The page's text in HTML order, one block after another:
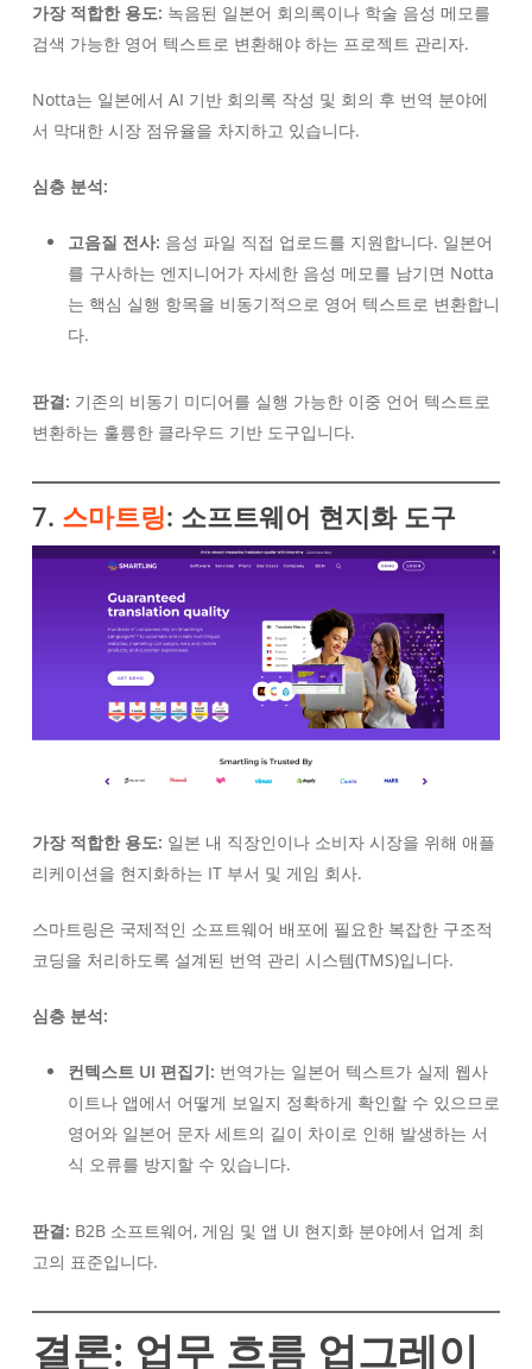
가장 적합한 용도: 녹음된 일본어 회의록이나 학술 음성 메모를
검색 가능한 영어 텍스트로 변환해야 하는 프로젝트 관리자.
Notta는 일본에서 AI 기반 회의록 작성 및 회의 후 번역 분야에
서 막대한 시장 점유율을 차지하고 있습니다.
심층 분석:
고음질 전사: 음성 파일 직접 업로드를 지원합니다. 일본어
를 구사하는 엔지니어가 자세한 음성 메모를 남기면 Notta
는 핵심 실행 항목을 비동기적으로 영어 텍스트로 변환합니
다.
판결: 기존의 비동기 미디어를 실행 가능한 이중 언어 텍스트로
변환하는 훌륭한 클라우드 기반 도구입니다.
7. 스마트링: 소프트웨어 현지화 도구
가장 적합한 용도: 일본 내 직장인이나 소비자 시장을 위해 애플
리케이션을 현지화하는 IT 부서 및 게임 회사.
스마트링은 국제적인 소프트웨어 배포에 필요한 복잡한 구조적
코딩을 처리하도록 설계된 번역 관리 시스템(TMS)입니다.
심층 분석:
컨텍스트 UI 편집기: 번역가는 일본어 텍스트가 실제 웹사
이트나 앱에서 어떻게 보일지 정확하게 확인할 수 있으므로
영어와 일본어 문자 세트의 길이 차이로 인해 발생하는 서
식 오류를 방지할 수 있습니다.
판결: B2B 소프트웨어, 게임 및 앱 UI 현지화 분야에서 업계 최
고의 표준입니다.
결론: 업무 흐름 업그레이